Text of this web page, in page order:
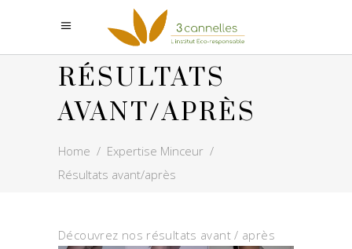
RÉSULTATS
AVANT/APRÈS
Home / Expertise Minceur /
Résultats avant/après
Découvrez nos résultats avant / après